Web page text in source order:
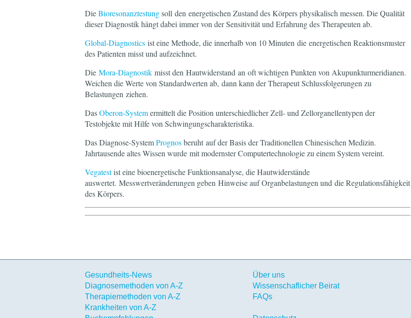
DieBioresonanztestungsoll den energetischen Zustand des Körpers physikalisch messen. Die Qualität
dieser Diagnostik hängt dabei immer von der Sensitivität und Erfahrung des Therapeuten ab.
Global-Diagnostics ist eine Methode, die innerhalb von 10 Minuten die energetischen Reaktionsmuster
des Patienten misst und aufzeichnet.
Die Mora-Diagnostik misst den Hautwiderstand an oft wichtigen Punkten von Akupunkturmeridianen.
Weichen die Werte von Standardwerten ab, dann kann der Therapeut Schlussfolgerungen zu
Belastungen ziehen.
DasOberon-Systemermittelt die Position unterschiedlicher Zell- und Zellorganellentypen der
Testobjekte mit Hilfe von Schwingungscharakteristika.
Das Diagnose-SystemPrognosberuht auf der Basis der Traditionellen Chinesischen Medizin.
Jahrtausende altes Wissen wurde mit modernster Computertechnologie zu einem System vereint.
Vegatestist eine bioenergetische Funktionsanalyse, die Hautwiderstände
auswertet. Messwertveränderungen geben Hinweise auf Organbelastungen und die Regulationsfähigkeit
des Körpers.
Gesundheits-News
Diagnosemethoden von A-Z
Therapiemethoden von A-Z
Krankheiten von A-Z
Über uns
Wissenschaflicher Beirat
FAQs